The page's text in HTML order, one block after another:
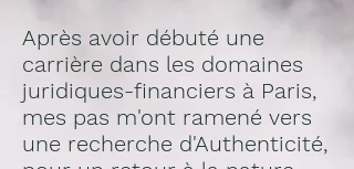
Après avoir débuté une
carrière dans les domaines
juridiques-financiers à Paris,
mes pas m'ont ramené vers
une recherche d'Authenticité,